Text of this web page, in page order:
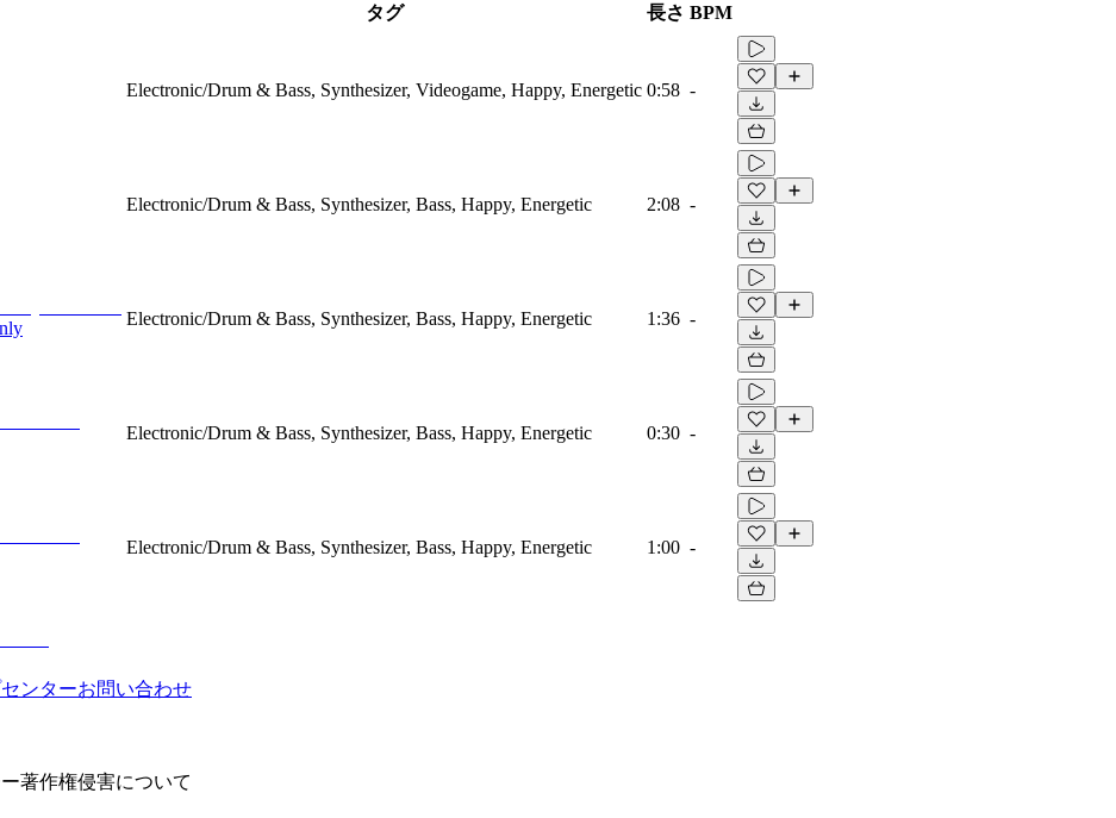
タグ 長さ BPM
Electronic/Drum & Bass, Synthesizer, Videogame, Happy, Energetic 0:58 -
Electronic/Drum & Bass, Synthesizer, Bass, Happy, Energetic 2:08 -
Electronic/Drum & Bass, Synthesizer, Bass, Happy, Energetic 1:36 -
Electronic/Drum & Bass, Synthesizer, Bass, Happy, Energetic 0:30 -
Electronic/Drum & Bass, Synthesizer, Bass, Happy, Energetic 1:00 -
ンターお問い合わせ
著作権侵害について